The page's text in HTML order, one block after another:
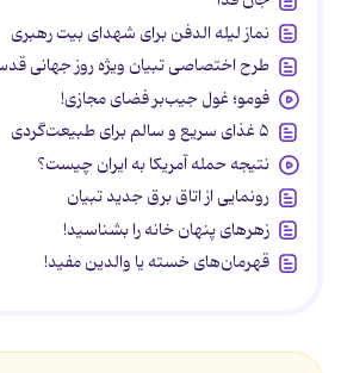
نماز لیله الدفن برای شهدای بیت رهبری
طرح اختصاصی تبیان ویژه روز جهانی
فومو؛ غول جیب‌بر فضای مجازی!
۵ غذای سریع و سالم برای طبیعت‌گردی
نتیجه حمله آمریکا به ایران چیست؟
رونمایی از اتاق برق جدید تبیان
زهرهای پنهان خانه را بشناسید!
قهرمان‌های خسته یا والدین مفید!